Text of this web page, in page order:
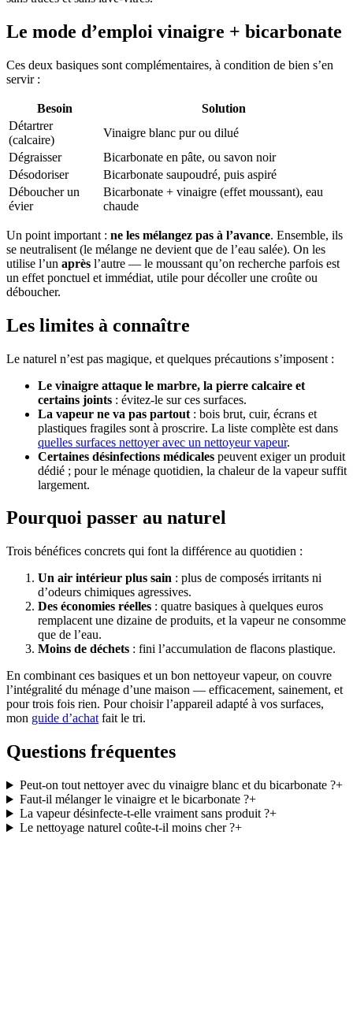
Le mode d’emploi vinaigre + bicarbonate
Ces deux basiques sont complémentaires, à condition de bien s’en
servir :
Besoin
Solution
Détartrer
(calcaire)
Vinaigre blanc pur ou dilué
Dégraisser
Bicarbonate en pâte, ou savon noir
Désodoriser
Bicarbonate saupoudré, puis aspiré
Déboucher un
évier
Bicarbonate + vinaigre (effet moussant), eau
chaude
Un point important : ne les mélangez pas à l’avance. Ensemble, ils
se neutralisent (le mélange ne devient que de l’eau salée). On les
utilise l’un après l’autre — le moussant qu’on recherche parfois est
un effet ponctuel et immédiat, utile pour décoller une croûte ou
déboucher.
Les limites à connaître
Le naturel n’est pas magique, et quelques précautions s’imposent :
Le vinaigre attaque le marbre, la pierre calcaire et
certains joints : évitez-le sur ces surfaces.
La vapeur ne va pas partout : bois brut, cuir, écrans et
plastiques fragiles sont à proscrire. La liste complète est dans
quelles surfaces nettoyer avec un nettoyeur vapeur.
Certaines désinfections médicales peuvent exiger un produit
dédié ; pour le ménage quotidien, la chaleur de la vapeur suffit
largement.
Pourquoi passer au naturel
Trois bénéfices concrets qui font la différence au quotidien :
Un air intérieur plus sain : plus de composés irritants ni
d’odeurs chimiques agressives.
Des économies réelles : quatre basiques à quelques euros
remplacent une dizaine de produits, et la vapeur ne consomme
que de l’eau.
Moins de déchets : fini l’accumulation de flacons plastique.
En combinant ces basiques et un bon nettoyeur vapeur, on couvre
l’intégralité du ménage d’une maison — efficacement, sainement, et
pour trois fois rien. Pour choisir l’appareil adapté à vos surfaces,
mon guide d’achat fait le tri.
Questions fréquentes
Peut-on tout nettoyer avec du vinaigre blanc et du bicarbonate ?+
Faut-il mélanger le vinaigre et le bicarbonate ?+
La vapeur désinfecte-t-elle vraiment sans produit ?+
Le nettoyage naturel coûte-t-il moins cher ?+